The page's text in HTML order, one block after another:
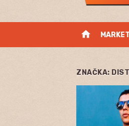
home
ZNAČKA: